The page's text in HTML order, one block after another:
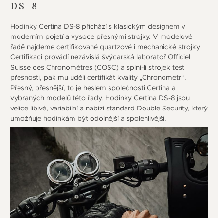
DS-8
Hodinky Certina DS-8 přichází s klasickým designem v
moderním pojetí a vysoce přesnými strojky. V modelové
řadě najdeme certifikované quartzové i mechanické strojky.
Certifikaci provádí nezávislá švýcarská laboratoř Officiel
Suisse des Chronométres (COSC) a splní-li strojek test
přesnosti, pak mu udělí certifikát kvality „Chronometr“.
Přesný, přesnější, to je heslem společnosti Certina a
vybraných modelů této řady. Hodinky Certina DS-8 jsou
velice líbivé, variabilní a nabízí standard Double Security, který
umožňuje hodinkám být odolnější a spolehlivější.